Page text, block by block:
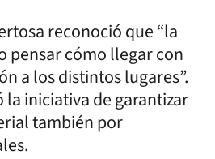
reconoció que “la
pensar cómo llegar con
a los distintos lugares”.
la iniciativa de garantizar
también por